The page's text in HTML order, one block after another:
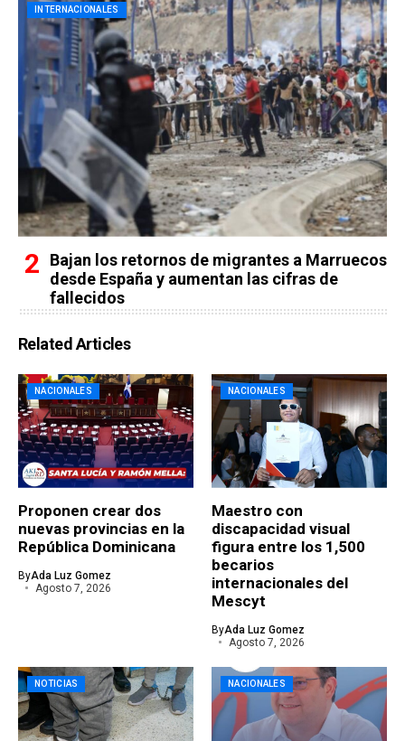
INTERNACIONALES
Bajan los retornos de migrantes a Marruecos
desde España y aumentan las cifras de
fallecidos
Related Articles
NACIONALES
Proponen crear dos
nuevas provincias en la
República Dominicana
ByAda Luz Gomez
Agosto 7, 2026
NACIONALES
Maestro con
discapacidad visual
figura entre los 1,500
becarios
internacionales del
Mescyt
ByAda Luz Gomez
Agosto 7, 2026
NOTICIAS NACIONALES